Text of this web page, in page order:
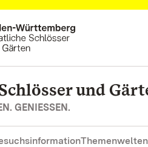
und
GENIESSEN.
Themenwelten